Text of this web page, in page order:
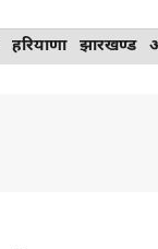
हरियाणा झारखण्ड